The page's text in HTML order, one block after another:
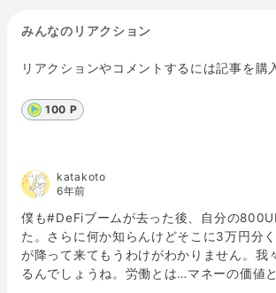
みんなのリアクション
リアクションやコメントするには記事を購
100 P
katakoto
6年前
僕も#DeFiブームが去った後、自分の
た。さらに何か知らんけどそこに3万円分
が降って来てもうわけがわかりません。我
るんでしょうね。労働とは…マネーの価値